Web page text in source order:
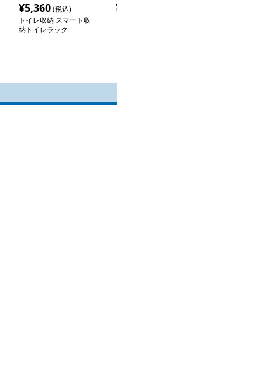
¥5,360(税込)
トイレ収納 スマート収
納トイレラック
¥
きラック扉付き多機能収